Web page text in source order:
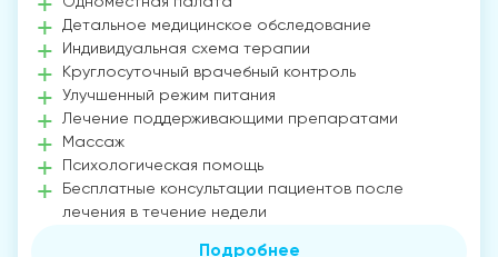
Детальное медицинское обследование
Индивидуальная схема терапии
Круглосуточный врачебный контроль
Улучшенный режим питания
Лечение поддерживающими препаратами
Массаж
Психологическая помощь
Бесплатные консультации пациентов после
лечения в течение недели
Подробнее